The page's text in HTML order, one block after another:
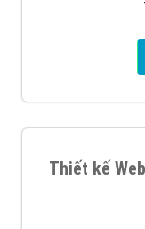
Thiết kế